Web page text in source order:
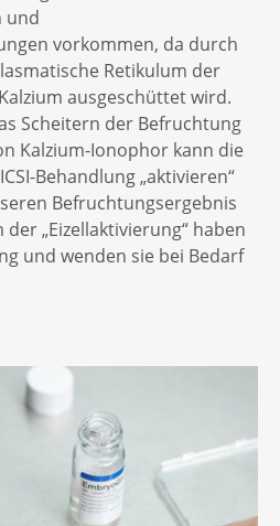
und
vorkommen, da durch
Retikulum der
ausgeschüttet wird.
Scheitern der Befruchtung
Kalzium-Ionophor kann die
Behandlung „aktivieren“
Befruchtungsergebnis
„Eizellaktivierung“ haben
und wenden sie bei Bedarf